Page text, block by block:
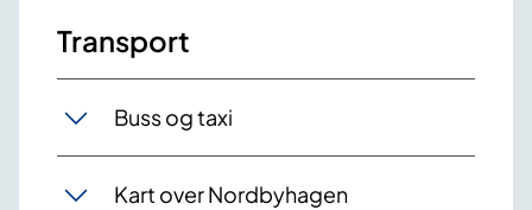
Transport
Buss og taxi
Kart over Nordbyhagen